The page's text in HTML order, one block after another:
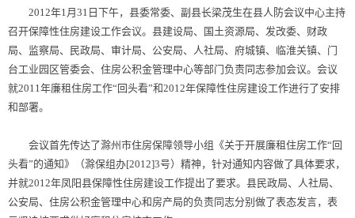
2012年1月31日下午，县委常委、副县长梁茂生在县人防会议中心主持
召开保障性住房建设工作会议。县建设局、国土资源局、发改委、财政
局、监察局、民政局、审计局、公安局、人社局、府城镇、临淮关镇、门
台工业园区管委会、住房公积金管理中心等部门负责同志参加会议。会议
就2011年廉租住房工作“回头看”和2012年保障性住房建设工作进行了安排
和部署。
会议首先传达了滁州市住房保障领导小组《关于开展廉租住房工作“回
头看”的通知》（滁保组办[2012]3号）精神，针对通知内容做了具体要求，
并就2012年凤阳县保障性住房建设工作提出了要求。县民政局、人社局、
公安局、住房公积金管理中心和房产局的负责同志分别做了表态发言，表